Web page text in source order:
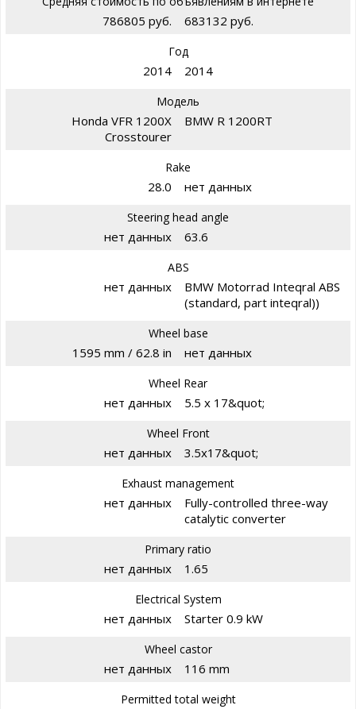
786805 руб. 683132 руб.
Год
2014 2014
Модель
Honda VFR 1200X
Crosstourer
BMW R 1200RT
Rake
28.0 нет данных
Steering head angle
нет данных 63.6
ABS
нет данных
BMW Motorrad Inteqral ABS
(standard, part inteqral))
Wheel base
1595 mm / 62.8 in нет данных
Wheel Rear
нет данных 5.5 x 17&quot;
Wheel Front
нет данных 3.5x17&quot;
Exhaust management
нет данных
Fully-controlled three-way
catalytic converter
Primary ratio
нет данных 1.65
Electrical System
нет данных Starter 0.9 kW
Wheel castor
нет данных 116 mm
Permitted total weight